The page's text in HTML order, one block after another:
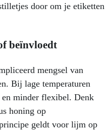
door om je etiketten
beïnvloedt
mengsel van
Bij lage temperaturen
minder flexibel. Denk
honing op
geldt voor lijm op